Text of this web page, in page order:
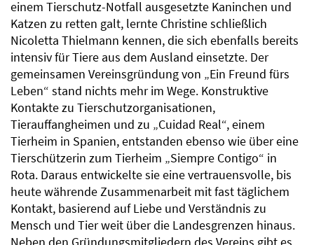
einem Tierschutz-Notfall ausgesetzte Kaninchen und
Katzen zu retten galt, lernte Christine schließlich
Nicoletta Thielmann kennen, die sich ebenfalls bereits
intensiv für Tiere aus dem Ausland einsetzte. Der
gemeinsamen Vereinsgründung von „Ein Freund fürs
Leben“ stand nichts mehr im Wege. Konstruktive
Kontakte zu Tierschutzorganisationen,
Tierauffangheimen und zu „Cuidad Real“, einem
Tierheim in Spanien, entstanden ebenso wie über eine
Tierschützerin zum Tierheim „Siempre Contigo“ in
Rota. Daraus entwickelte sie eine vertrauensvolle, bis
heute währende Zusammenarbeit mit fast täglichem
Kontakt, basierend auf Liebe und Verständnis zu
Mensch und Tier weit über die Landesgrenzen hinaus.